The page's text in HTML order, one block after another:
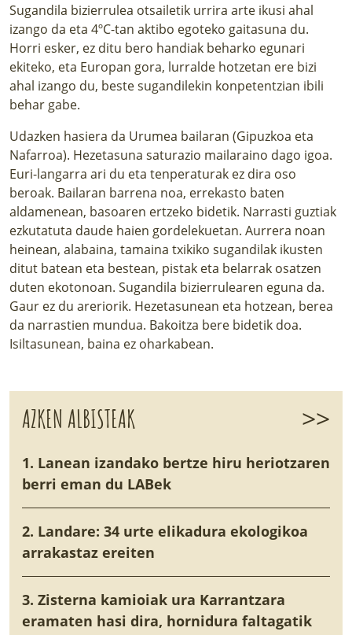
Sugandila bizierrulea otsailetik urrira arte ikusi ahal
izango da eta 4ºC-tan aktibo egoteko gaitasuna du.
Horri esker, ez ditu bero handiak beharko egunari
ekiteko, eta Europan gora, lurralde hotzetan ere bizi
ahal izango du, beste sugandilekin konpetentzian ibili
behar gabe.
Udazken hasiera da Urumea bailaran (Gipuzkoa eta
Nafarroa). Hezetasuna saturazio mailaraino dago igoa.
Euri-langarra ari du eta tenperaturak ez dira oso
beroak. Bailaran barrena noa, errekasto baten
aldamenean, basoaren ertzeko bidetik. Narrasti guztiak
ezkutatuta daude haien gordelekuetan. Aurrera noan
heinean, alabaina, tamaina txikiko sugandilak ikusten
ditut batean eta bestean, pistak eta belarrak osatzen
duten ekotonoan. Sugandila bizierrulearen eguna da.
Gaur ez du areriorik. Hezetasunean eta hotzean, berea
da narrastien mundua. Bakoitza bere bidetik doa.
Isiltasunean, baina ez oharkabean.
AZKEN ALBISTEAK >>
1. Lanean izandako bertze hiru heriotzaren
berri eman du LABek
2. Landare: 34 urte elikadura ekologikoa
arrakastaz ereiten
3. Zisterna kamioiak ura Karrantzara
eramaten hasi dira, hornidura faltagatik